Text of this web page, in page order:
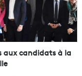
aux candidats à la